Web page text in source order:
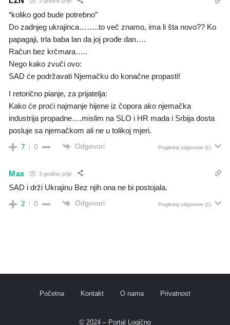
“koliko god bude potrebno”
Do zadnjeg ukrajinca……..to več znamo, ima li šta novo?? Ko
papagaji, trla baba lan da joj prođe dan….
Račun bez krčmara…..
Nego kako zvuči ovo:
SAD će podržavati Njemačku do konačne propasti!
I retorično pianje, za prijatelja:
Kako će proći najmanje hijene iz čopora ako njemačka
industrija propadne….mislim na SLO i HR mada i Srbija dosta
posluje sa njemačkom ali ne u tolikoj mjeri.
7 0 Odgovori Pogledaj odgovore (1)
Max 3 godine prije
SAD i drži Ukrajinu Bez njih ona ne bi postojala.
2 0 Odgovori Pogledaj odgovore (1)
Početna Kontakt O nama Privatnost
© 2024 – Portal Logično